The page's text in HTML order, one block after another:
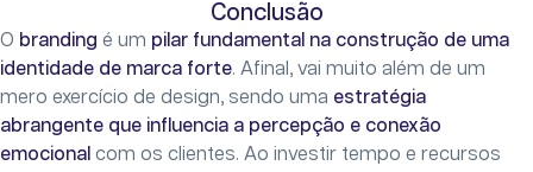
Conclusão
O branding é um pilar fundamental na construção de uma
identidade de marca forte. Afinal, vai muito além de um
mero exercício de design, sendo uma estratégia
abrangente que influencia a percepção e conexão
emocional com os clientes. Ao investir tempo e recursos